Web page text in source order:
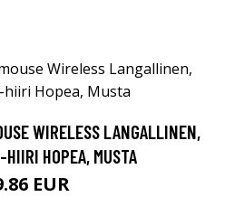
WIRELESS LANGALLINEN,
HOPEA, MUSTA
EUR